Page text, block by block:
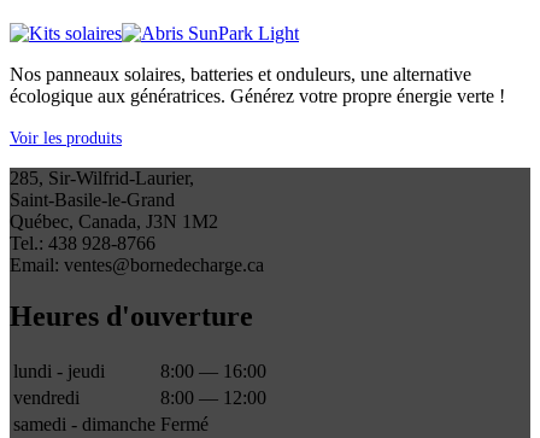
Nos panneaux solaires, batteries et onduleurs, une alternative
écologique aux génératrices. Générez votre propre énergie verte !
Voir les produits
285, Sir-Wilfrid-Laurier,
Saint-Basile-le-Grand
Québec, Canada, J3N 1M2
Tel.: 438 928-8766
Email: ventes@bornedecharge.ca
Heures d'ouverture
lundi - jeudi
8:00 — 16:00
vendredi
8:00 — 12:00
samedi - dimanche Fermé